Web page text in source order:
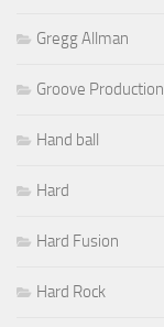
Gregg Allman
Groove Production
Hand ball
Hard
Hard Fusion
Hard Rock